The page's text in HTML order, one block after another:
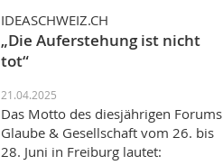
IDEASCHWEIZ.CH
„Die Auferstehung ist nicht
tot“
21.04.2025
Das Motto des diesjährigen Forums
Glaube & Gesellschaft vom 26. bis
28. Juni in Freiburg lautet: